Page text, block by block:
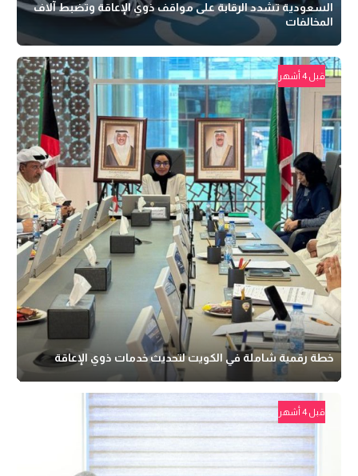
السعودية تشدد الرقابة على مواقف ذوي الإعاقة وتضبط آلاف
المخالفات
قبل 4 أشهر
خطة رقمية شاملة في الكويت لتحديث خدمات ذوي الإعاقة
قبل 4 أشهر